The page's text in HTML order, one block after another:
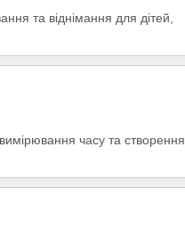
та віднімання для дітей,
часу та створення